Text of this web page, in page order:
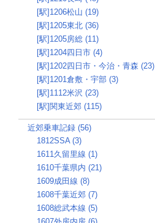
[駅]1206松山 (19)
[駅]1205東北 (36)
[駅]1205房総 (11)
[駅]1204四日市 (4)
[駅]1202四日市・今治・青森 (23)
[駅]1201倉敷・宇部 (3)
[駅]1112米沢 (23)
[駅]関東近郊 (115)
近郊乗車記録 (56)
1812SSA (3)
1611久留里線 (1)
1610千葉県内 (21)
1609成田線 (8)
1608千葉近郊 (7)
1608総武本線 (5)